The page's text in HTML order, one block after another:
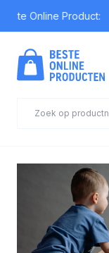
Online Product: